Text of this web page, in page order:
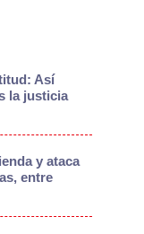
Así
la justicia
y ataca
entre